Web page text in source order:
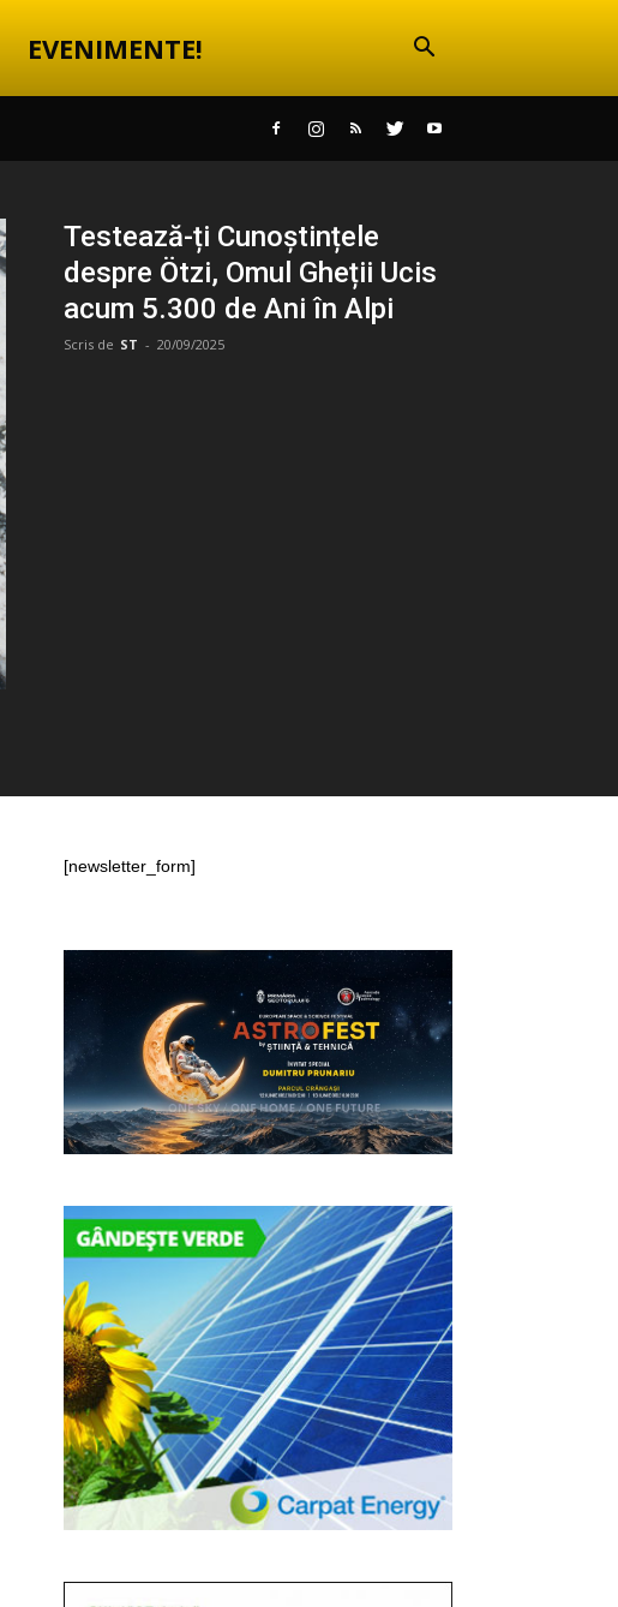
EVENIMENTE!
Testează-ți Cunoștințele
despre Ötzi, Omul Gheții Ucis
acum 5.300 de Ani în Alpi
Scris de ST - 20/09/2025
[newsletter_form]